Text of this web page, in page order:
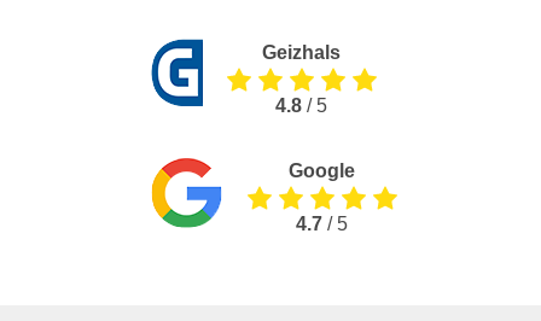
Geizhals
4.8 / 5
Google
4.7 / 5